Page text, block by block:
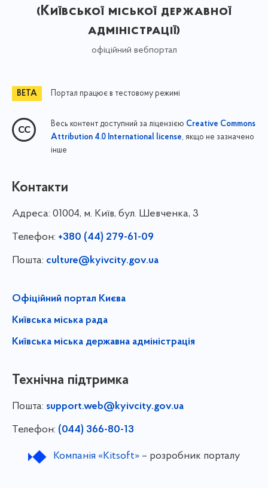
(Київської міської державної
адміністрації)
офіційний вебпортал
Портал працює в тестовому режимі
Весь контент доступний за ліцензією Creative Commons
Attribution 4.0 International license, якщо не зазначено
інше
Контакти
Адреса: 01004, м. Київ, бул. Шевченка, 3
Телефон: +380 (44) 279-61-09
Пошта: culture@kyivcity.gov.ua
Офіційний портал Києва
Київська міська рада
Київська міська державна адміністрація
Технічна підтримка
Пошта: support.web@kyivcity.gov.ua
Телефон: (044) 366-80-13
Компанія «Kitsoft»– розробник порталу